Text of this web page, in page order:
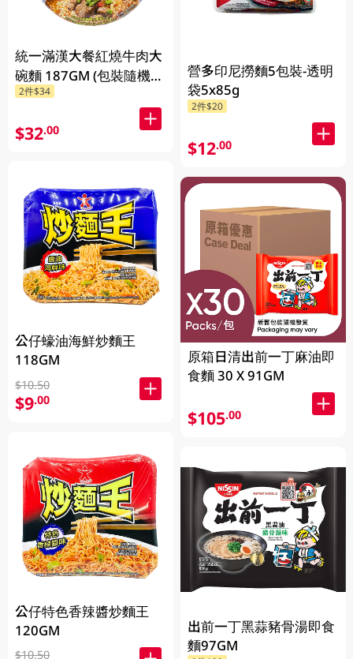
統一滿漢大餐紅燒牛肉大
碗麵 187GM (包裝隨機發
放)
2件$34
$32.00
公仔蠔油海鮮炒麵王
118GM
$10.50
$9.00
公仔特色香辣醬炒麵王
120GM
$10.50
營多印尼撈麵5包裝-透明
袋5x85g
2件$20
$12.00
原箱日清出前一丁麻油即
食麵 30 X 91GM
$105.00
出前一丁黑蒜豬骨湯即食
麵97GM